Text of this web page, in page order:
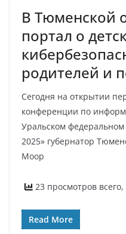
В Тюменской
портал о
родителей и
Сегодня на открытии
конференции по
Уральском
2025» губернатор
Моор
23 просмотров
Read More